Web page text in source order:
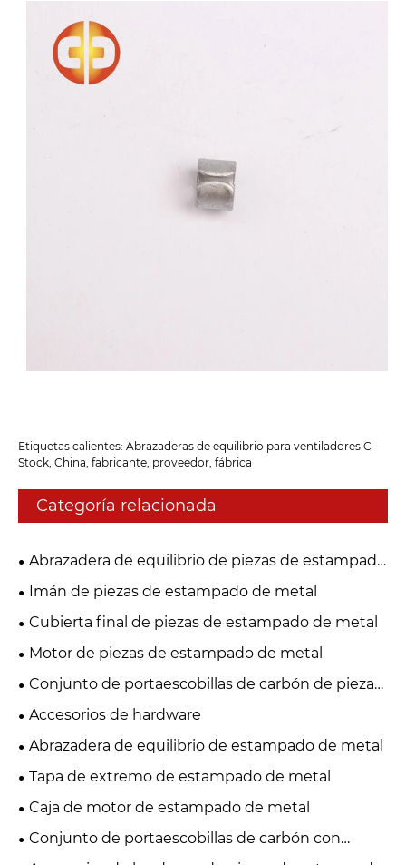
Etiquetas calientes: Abrazaderas de equilibrio para ventiladores C
Stock, China, fabricante, proveedor, fábrica
Categoría relacionada
Abrazadera de equilibrio de piezas de estampado
de metal
Imán de piezas de estampado de metal
Cubierta final de piezas de estampado de metal
Motor de piezas de estampado de metal
Conjunto de portaescobillas de carbón de piezas
de estampado de metal
Accesorios de hardware
Abrazadera de equilibrio de estampado de metal
Tapa de extremo de estampado de metal
Caja de motor de estampado de metal
Conjunto de portaescobillas de carbón con
estampado de metal